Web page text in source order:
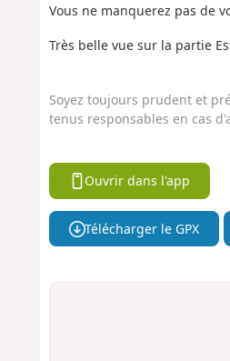
Vous ne manquerez pas de
Très belle vue sur la partie
Soyez toujours prudent et
tenus responsables en cas
Ouvrir dans l'app
Télécharger le GPX